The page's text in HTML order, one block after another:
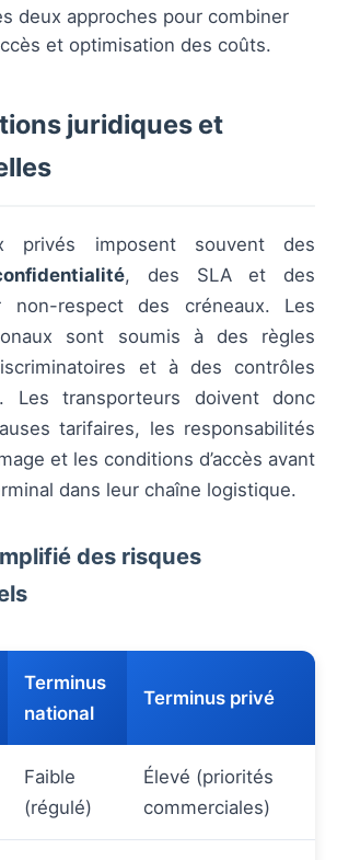
deux approches pour combiner
et optimisation des coûts.
juridiques et
privés imposent souvent des
, des SLA et des
non-respect des créneaux. Les
sont soumis à des règles
et à des contrôles
Les transporteurs doivent donc
tarifaires, les responsabilités
et les conditions d’accès avant
dans leur chaîne logistique.
des risques
Terminus
national
Terminus privé
Faible
(régulé)
Élevé (priorités
commerciales)